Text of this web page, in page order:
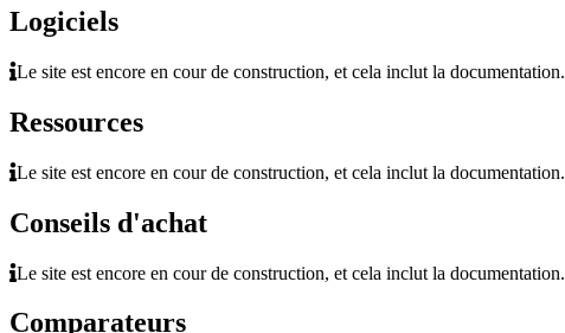
Logiciels
Le site est encore en cour de construction, et cela inclut la documentation.
Ressources
Le site est encore en cour de construction, et cela inclut la documentation.
Conseils d'achat
Le site est encore en cour de construction, et cela inclut la documentation.
Comparateurs